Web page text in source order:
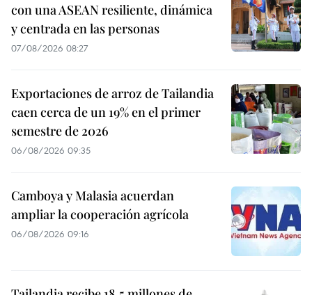
con una ASEAN resiliente, dinámica
y centrada en las personas
07/08/2026 08:27
Exportaciones de arroz de Tailandia
caen cerca de un 19% en el primer
semestre de 2026
06/08/2026 09:35
Camboya y Malasia acuerdan
ampliar la cooperación agrícola
06/08/2026 09:16